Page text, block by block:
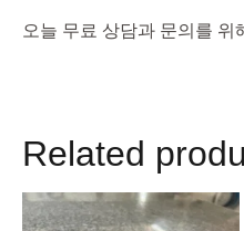
오늘 무료 상담과 문의를 위
Related